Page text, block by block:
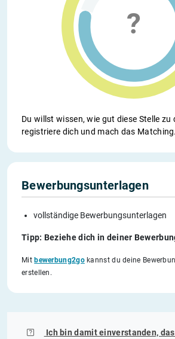
Du willst wissen, wie gut diese Stelle zu
registriere dich und mach das
Bewerbungsunterlagen
vollständige Bewerbungsunterlagen
Tipp: Beziehe dich in deiner
Mit bewerbung2gokannst du deine
erstellen.
Ich bin damit einverstanden,